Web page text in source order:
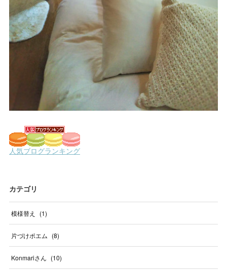
カテゴリ
模様替え (1)
片づけポエム (8)
Konmariさん (10)